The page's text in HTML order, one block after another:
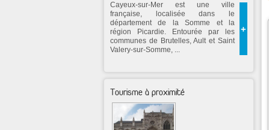
+
Cayeux-sur-Mer est une ville
française, localisée dans le
département de la Somme et la
région Picardie. Entourée par les
communes de Brutelles, Ault et Saint
Valery-sur-Somme, ...
Tourisme à proximité